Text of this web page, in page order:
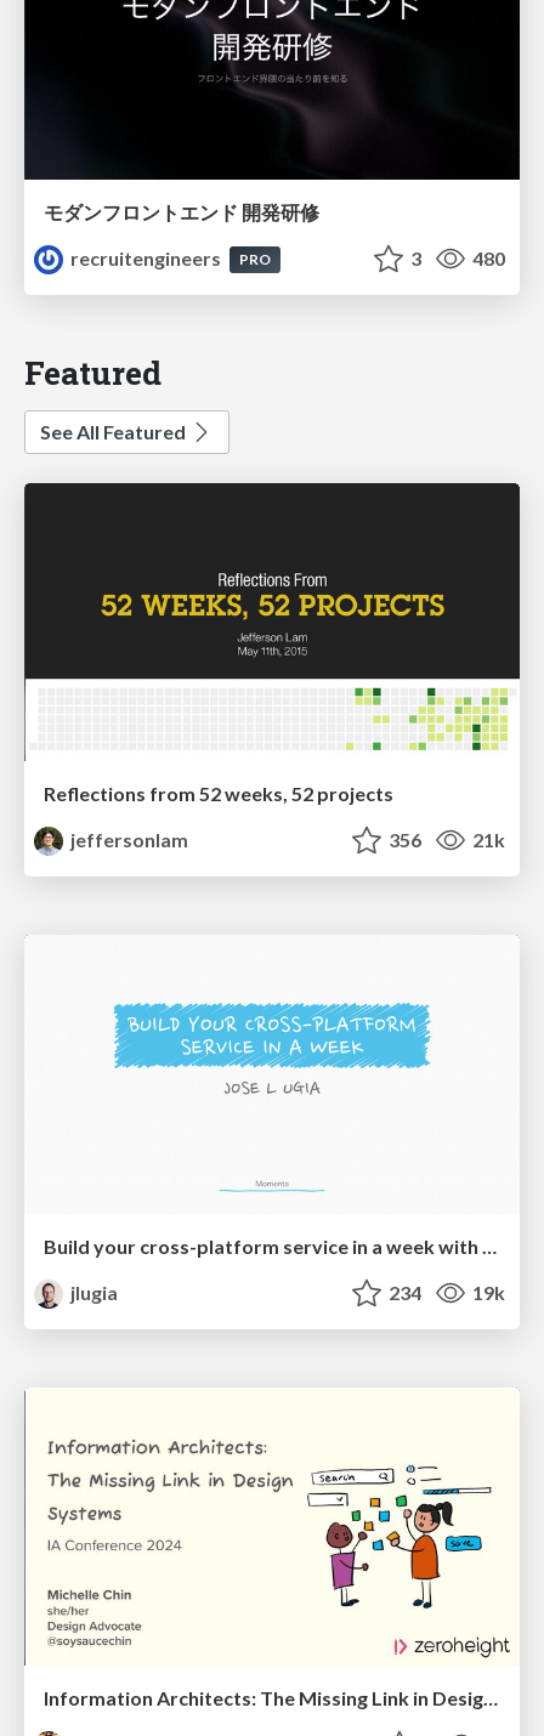
モダンフロントエンド 開発研修
recruitengineers
PRO 3 480
Featured
See All Featured
Reflections from 52 weeks, 52 projects
jeffersonlam
356 21k
Build your cross-platform service in a week with App Engine
jlugia
234 19k
Information Architects: The Missing Link in Design Systems